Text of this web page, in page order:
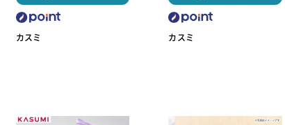
カスミ カスミ